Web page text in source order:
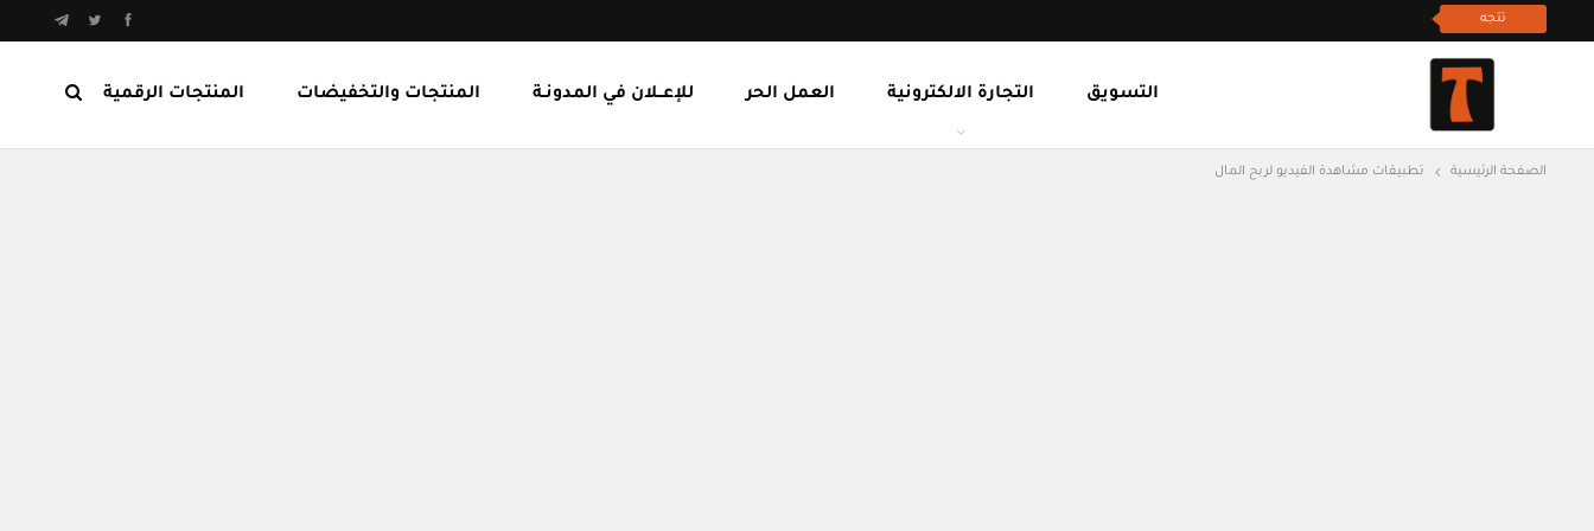
تتجه
المنتجات الرقمية المنتجات والتخفيضات للإعــلان في المدونـة العمل الحر التجارة الالكترونية التسويق
الصفحة الرئيسية تطبيقات مشاهدة الفيديو لربح المال